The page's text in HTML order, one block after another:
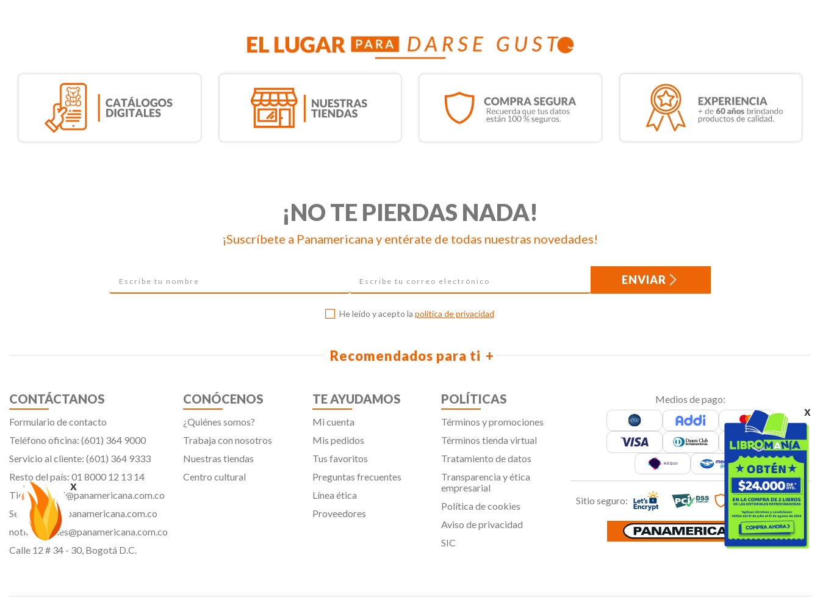
x
x
¡NO TE PIERDAS NADA!
¡Suscríbete a Panamericana y entérate de todas nuestras novedades!
ENVIAR
He leído y acepto la política de privacidad
Recomendados para ti
CONTÁCTANOS
Formulario de contacto
Teléfono oficina: (601) 364 9000
Servicio al cliente: (601) 364 9333
Resto del país: 01 8000 12 13 14
Tiendavirtual@panamericana.com.co
Servicliente@panamericana.com.co
notificaciones@panamericana.com.co
Calle 12 # 34 - 30, Bogotá D.C.
CONÓCENOS
¿Quiénes somos?
Trabaja con nosotros
Nuestras tiendas
Centro cultural
TE AYUDAMOS
Mi cuenta
Mis pedidos
Tus favoritos
Preguntas frecuentes
Línea ética
Proveedores
POLÍTICAS
Términos y promociones
Términos tienda virtual
Tratamiento de datos
Transparencia y ética
empresarial
Política de cookies
Aviso de privacidad
SIC
Medios de pago:
Sitio seguro: